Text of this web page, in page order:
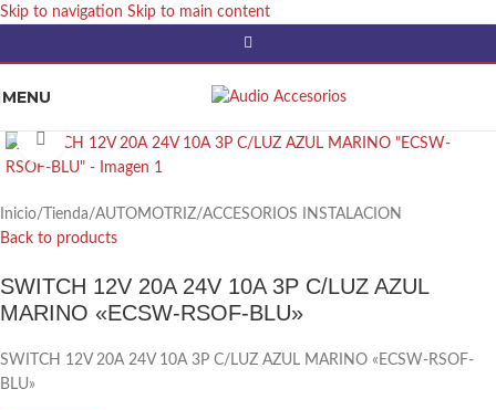
Skip to navigation Skip to main content
MENU
Click to enlarge
Inicio/ Tienda/AUTOMOTRIZ/ACCESORIOS INSTALACION
Back to products
SWITCH 12V 20A 24V 10A 3P C/LUZ AZUL
MARINO «ECSW-RSOF-BLU»
SWITCH 12V 20A 24V 10A 3P C/LUZ AZUL MARINO «ECSW-RSOF-
BLU»